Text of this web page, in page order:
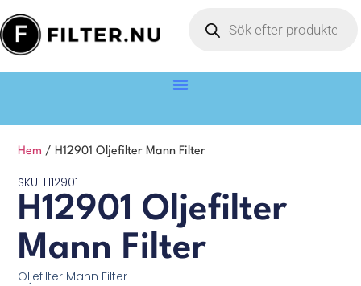
Hem / H12901 Oljefilter Mann Filter
SKU: H12901
H12901 Oljefilter
Mann Filter
Oljefilter Mann Filter